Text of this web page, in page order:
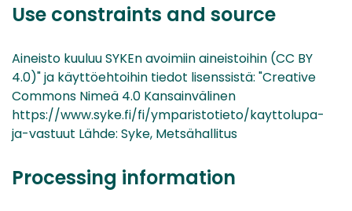
Use constraints and source
Aineisto kuuluu SYKEn avoimiin aineistoihin (CC BY
4.0)" ja käyttöehtoihin tiedot lisenssistä: "Creative
Commons Nimeä 4.0 Kansainvälinen
https://www.syke.fi/fi/ymparistotieto/kayttolupa-
ja-vastuut Lähde: Syke, Metsähallitus
Processing information